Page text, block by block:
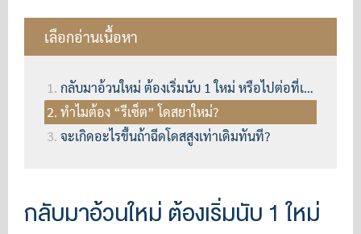
เลือกอ่านเนื้อหา
กลับมาอ้วนใหม่ ต้องเริ่มนับ 1 ใหม่ หรือไปต่อที่เดิม?
ทำไมต้อง “รีเซ็ต” โดสยาใหม่?
จะเกิดอะไรขึ้นถ้าฉีดโดสสูงเท่าเดิมทันที?
กลับมาอ้วนใหม่ ต้องเริ่มนับ 1 ใหม่